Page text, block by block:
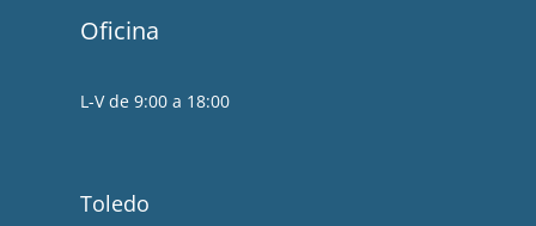
Oficina
L-V de 9:00 a 18:00
Toledo